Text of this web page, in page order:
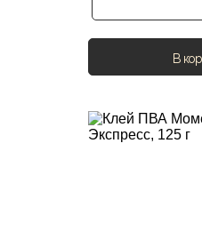
В